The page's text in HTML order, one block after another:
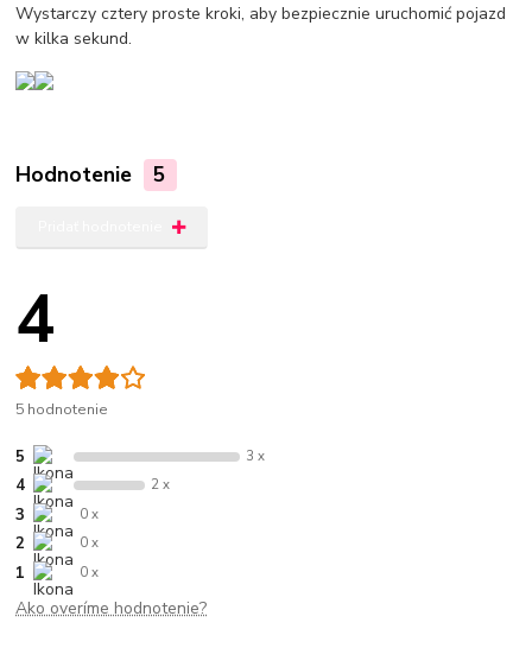
Wystarczy cztery proste kroki, aby bezpiecznie uruchomić pojazd
w kilka sekund.
Hodnotenie 5
4
5 hodnotenie
5 3 x
4 2 x
3 0 x
2 0 x
1 0 x
Ako overíme hodnotenie?